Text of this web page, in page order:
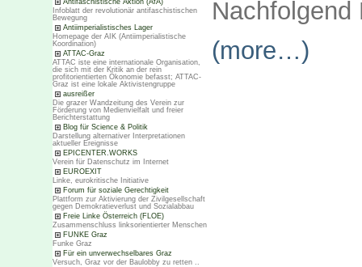
Antifaschistische Aktion (AfA)
Infoblatt der revolutionär antifaschistischen
Bewegung
Antiimperialistisches Lager
Homepage der AIK (Antiimperialistische
Koordination)
ATTAC-Graz
ATTAC iste eine internationale Organisation,
die sich mit der Kritik an der rein
profitorientierten Ökonomie befasst; ATTAC-
Graz ist eine lokale Aktivistengruppe
ausreißer
Die grazer Wandzeitung des Verein zur
Förderung von Medienvielfalt und freier
Berichterstattung
Blog für Science & Politik
Darstellung alternativer Interpretationen
aktueller Ereignisse
EPICENTER.WORKS
Verein für Datenschutz im Internet
EUROEXIT
Linke, eurokritische Initiative
Forum für soziale Gerechtigkeit
Plattform zur Aktivierung der Zivilgesellschaft
gegen Demokratieverlust und Sozialabbau
Freie Linke Österreich (FLOE)
Zusammenschluss linksorientierter Menschen
FUNKE Graz
Funke Graz
Für ein unverwechselbares Graz
Versuch, Graz vor der Baulobby zu retten ..
Nachfolgend
(more…)